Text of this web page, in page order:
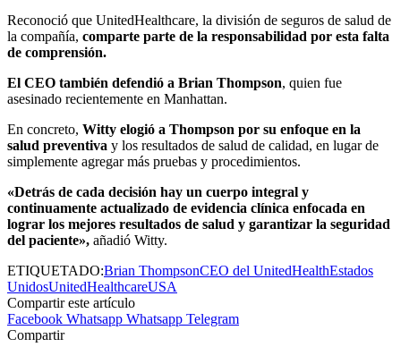
Reconoció que UnitedHealthcare, la división de seguros de salud de
la compañía, comparte parte de la responsabilidad por esta falta
de comprensión.
El CEO también defendió a Brian Thompson, quien fue
asesinado recientemente en Manhattan.
En concreto, Witty elogió a Thompson por su enfoque en la
salud preventiva y los resultados de salud de calidad, en lugar de
simplemente agregar más pruebas y procedimientos.
«Detrás de cada decisión hay un cuerpo integral y
continuamente actualizado de evidencia clínica enfocada en
lograr los mejores resultados de salud y garantizar la seguridad
del paciente», añadió Witty.
ETIQUETADO:Brian ThompsonCEO del UnitedHealthEstados
UnidosUnitedHealthcareUSA
Compartir este artículo
Facebook Whatsapp Whatsapp Telegram
Compartir